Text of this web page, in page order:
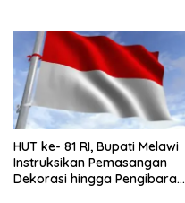
HUT ke- 81 RI, Bupati Melawi
Instruksikan Pemasangan
Dekorasi hingga Pengibaran